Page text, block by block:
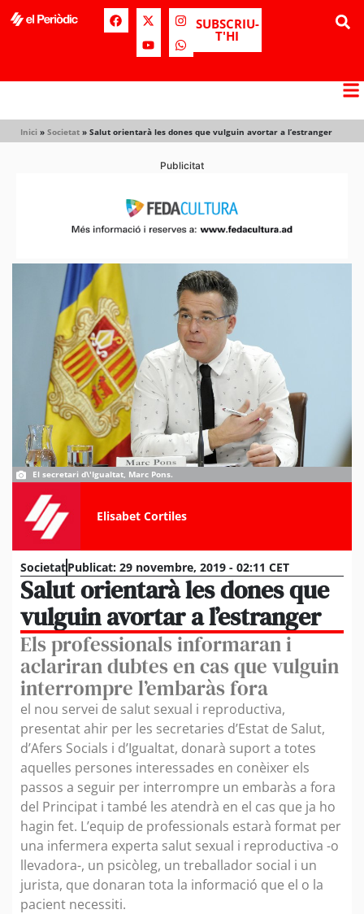
SUBSCRIU-
T'HI
Inici » Societat » Salut orientarà les dones que vulguin avortar a l’estranger
Publicitat
El secretari d\'Igualtat, Marc Pons.
Elisabet Cortiles
SocietatPublicat: 29 novembre, 2019 - 02:11 CET
Salut orientarà les dones que
vulguin avortar a l’estranger
Els professionals informaran i
aclariran dubtes en cas que vulguin
interrompre l’embaràs fora
el nou servei de salut sexual i reproductiva,
presentat ahir per les secretaries d’Estat de Salut,
d’Afers Socials i d’Igualtat, donarà suport a totes
aquelles persones interessades en conèixer els
passos a seguir per interrompre un embaràs a fora
del Principat i també les atendrà en el cas que ja ho
hagin fet. L’equip de professionals estarà format per
una infermera experta salut sexual i reproductiva -o
llevadora-, un psicòleg, un treballador social i un
jurista, que donaran tota la informació que el o la
pacient necessiti.